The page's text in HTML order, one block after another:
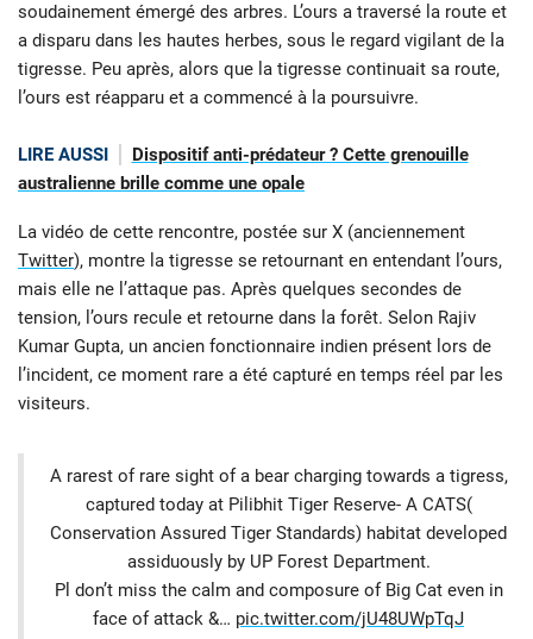
soudainement émergé des arbres. L’ours a traversé la route et
a disparu dans les hautes herbes, sous le regard vigilant de la
tigresse. Peu après, alors que la tigresse continuait sa route,
l’ours est réapparu et a commencé à la poursuivre.
LIRE AUSSI
Dispositif anti-prédateur ? Cette grenouille
australienne brille comme une opale
La vidéo de cette rencontre, postée sur X (anciennement
Twitter), montre la tigresse se retournant en entendant l’ours,
mais elle ne l’attaque pas. Après quelques secondes de
tension, l’ours recule et retourne dans la forêt. Selon Rajiv
Kumar Gupta, un ancien fonctionnaire indien présent lors de
l’incident, ce moment rare a été capturé en temps réel par les
visiteurs.
A rarest of rare sight of a bear charging towards a tigress,
captured today at Pilibhit Tiger Reserve- A CATS(
Conservation Assured Tiger Standards) habitat developed
assiduously by UP Forest Department.
Pl don’t miss the calm and composure of Big Cat even in
face of attack &… pic.twitter.com/jU48UWpTqJ